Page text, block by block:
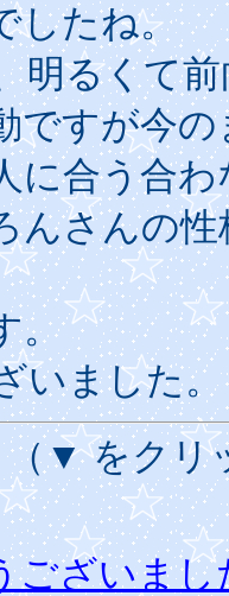
したね。
明るくて
ですが今
に合う合
んさんの
。
いました。
（▼ をクリ
ございまし